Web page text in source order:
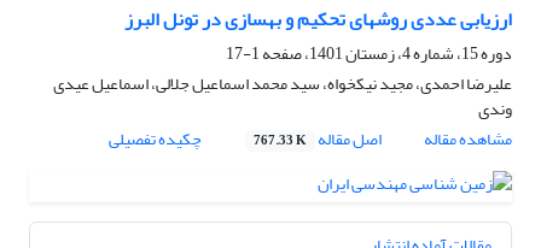
ارزیابی عددی روشهای تحکیم و بهسازی در تونل البرز
دوره 15، شماره 4، زمستان 1401، صفحه
1-17
علیرضا احمدی، مجید نیکخواه، سید محمد اسماعیل جلالی، اسماعیل عیدی
وندی
مشاهده مقاله
اصل مقاله 767.33 K چکیده تفصیلی